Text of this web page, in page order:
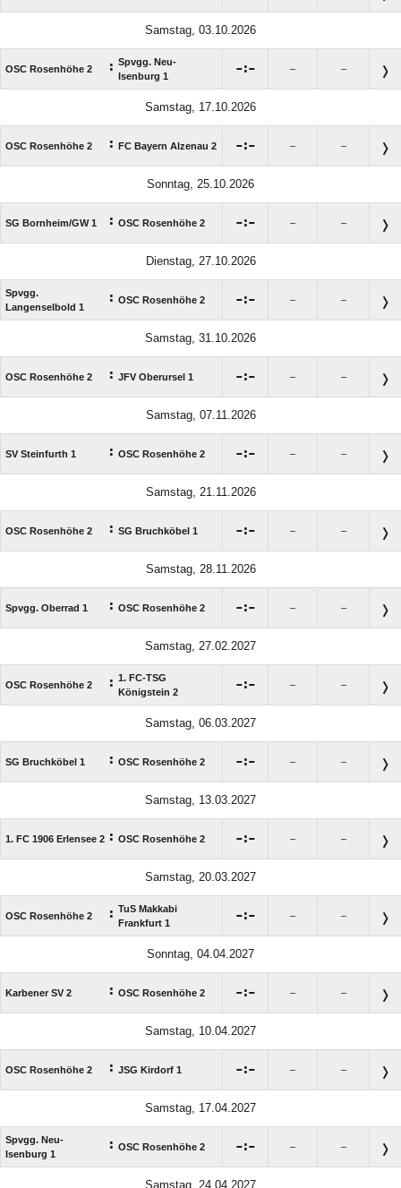
Samstag, 03.10.2026
OSC Rosenhöhe 2 : Spvgg. Neu-
Isenburg 1
: – –
Samstag, 17.10.2026
OSC Rosenhöhe 2 : FC Bayern Alzenau 2 : – –
Sonntag, 25.10.2026
SG Bornheim/​GW 1 : OSC Rosenhöhe 2 : – –
Dienstag, 27.10.2026
Spvgg.
Langenselbold 1
: OSC Rosenhöhe 2 : – –
Samstag, 31.10.2026
OSC Rosenhöhe 2 : JFV Oberursel 1 : – –
Samstag, 07.11.2026
SV Steinfurth 1 : OSC Rosenhöhe 2 : – –
Samstag, 21.11.2026
OSC Rosenhöhe 2 : SG Bruchköbel 1 : – –
Samstag, 28.11.2026
Spvgg. Oberrad 1 : OSC Rosenhöhe 2 : – –
Samstag, 27.02.2027
OSC Rosenhöhe 2 : 1. FC-TSG
Königstein 2
: – –
Samstag, 06.03.2027
SG Bruchköbel 1 : OSC Rosenhöhe 2 : – –
Samstag, 13.03.2027
1. FC 1906 Erlensee 2 : OSC Rosenhöhe 2 : – –
Samstag, 20.03.2027
OSC Rosenhöhe 2 : TuS Makkabi
Frankfurt 1
: – –
Sonntag, 04.04.2027
Karbener SV 2 : OSC Rosenhöhe 2 : – –
Samstag, 10.04.2027
OSC Rosenhöhe 2 : JSG Kirdorf 1 : – –
Samstag, 17.04.2027
Spvgg. Neu-
Isenburg 1
: OSC Rosenhöhe 2 : – –
Samstag, 24.04.2027